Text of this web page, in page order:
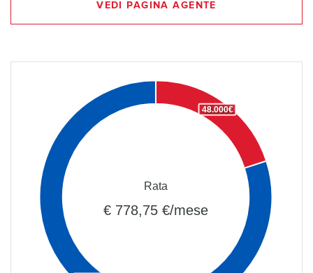
VEDI PAGINA AGENTE
48.000€
Rata
€ 778,75 €/mese